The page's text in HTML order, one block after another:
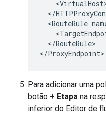
</
<RouteRule
  </RouteRule>
</ProxyEndpoint>
Para adicionar uma
botão + Etapa na
inferior do Editor de